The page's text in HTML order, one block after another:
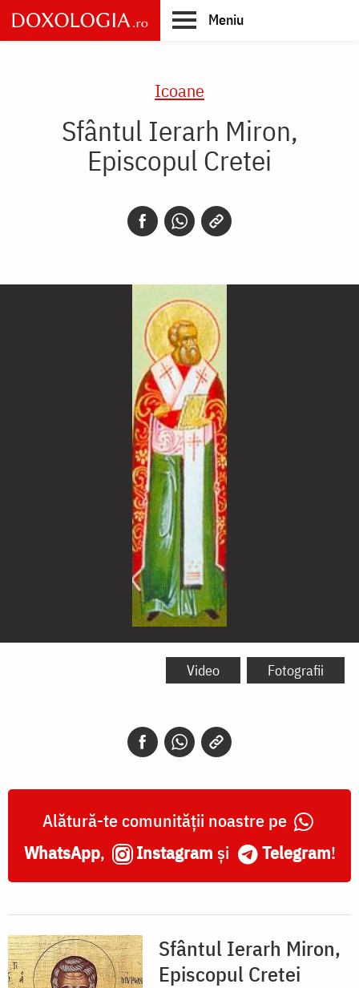
Skip
to
main
Meniu
Icoane
Sfântul Ierarh Miron,
Episcopul Cretei
Sfântul
Video Fotografii
Alătură-te comunității noastre pe
WhatsApp, Instagram și Telegram!
Sfântul Ierarh Miron,
Episcopul Cretei